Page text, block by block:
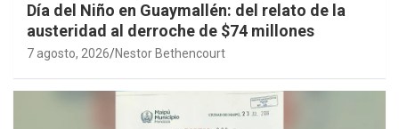
Día del Niño en Guaymallén: del relato de la
austeridad al derroche de $74 millones
7 agosto, 2026 Nestor Bethencourt